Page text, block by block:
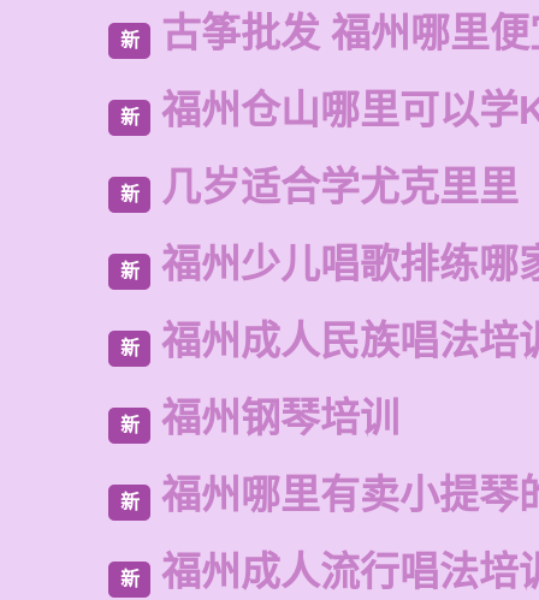
新 古筝批发 福州哪里
新 福州仓山哪里可以学
新 几岁适合学尤克里里
新 福州少儿唱歌排练哪
新 福州成人民族唱法培
新 福州钢琴培训
新 福州哪里有卖小提琴
新 福州成人流行唱法培